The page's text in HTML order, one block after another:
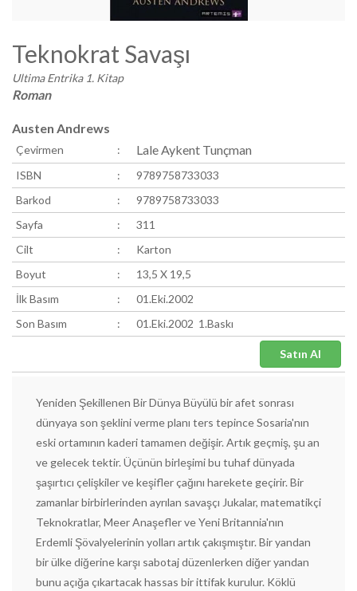
Teknokrat Savaşı
Ultima Entrika 1. Kitap
Roman
Austen Andrews
Çevirmen : Lale Aykent Tunçman
ISBN :
9789758733033
Barkod
:
9789758733033
Sayfa
:
311
Cilt
:
Karton
Boyut
:
13,5 X 19,5
İlk Basım
:
01.Eki.2002
Son Basım
: 01.Eki.2002 1.Baskı
Yeniden Şekillenen Bir Dünya Büyülü bir afet sonrası
dünyaya son şeklini verme planı ters tepince Sosaria'nın
eski ortamının kaderi tamamen değişir. Artık geçmiş, şu an
ve gelecek tektir. Üçünün birleşimi bu tuhaf dünyada
şaşırtıcı çelişkiler ve keşifler çağını harekete geçirir. Bir
zamanlar birbirlerinden ayrılan savaşçı Jukalar, matematikçi
Teknokratlar, Meer Anaşefler ve Yeni Britannia'nın
Erdemli Şövalyelerinin yolları artık çakışmıştır. Bir yandan
bir ülke diğerine karşı sabotaj düzenlerken diğer yandan
bunu açığa çıkartacak hassas bir ittifak kurulur. Köklü